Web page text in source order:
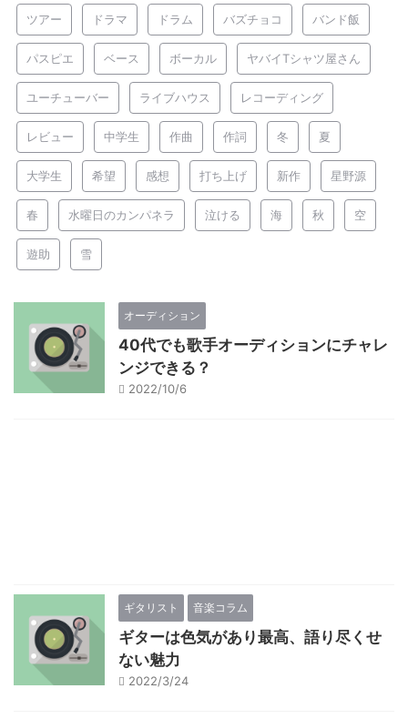
ツアー ドラマ ドラム バズチョコ バンド飯
パスピエ ベース ボーカル ヤバイTシャツ屋さん
ユーチューバー ライブハウス レコーディング
レビュー 中学生 作曲 作詞 冬 夏
大学生 希望 感想 打ち上げ 新作 星野源
春 水曜日のカンパネラ 泣ける 海 秋 空
遊助 雪
オーディション
40代でも歌手オーディションにチャレ
ンジできる？
2022/10/6
ギタリスト 音楽コラム
ギターは色気があり最高、語り尽くせ
ない魅力
2022/3/24